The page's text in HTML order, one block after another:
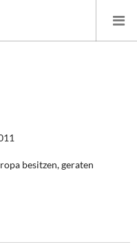
Finanzpolitik
besitzen, geraten